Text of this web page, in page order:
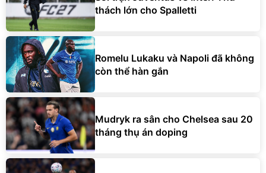
thách lớn cho Spalletti
Romelu Lukaku và Napoli đã không
còn thể hàn gắn
Mudryk ra sân cho Chelsea sau 20
tháng thụ án doping